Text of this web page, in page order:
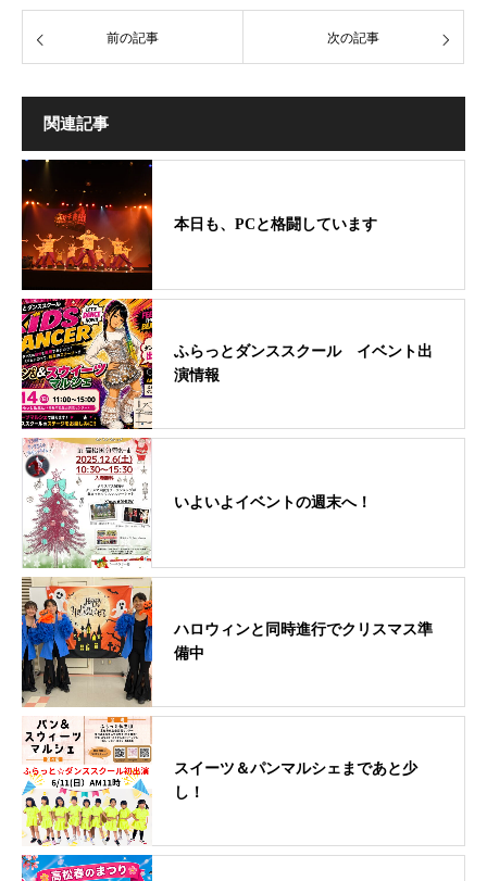
前の記事 次の記事
関連記事
本日も、PCと格闘しています
ふらっとダンススクール イベント出
演情報
いよいよイベントの週末へ！
ハロウィンと同時進行でクリスマス準
備中
スイーツ＆パンマルシェまであと少
し！